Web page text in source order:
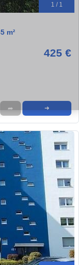
1 / 1
m²
425 €
➦ ➜